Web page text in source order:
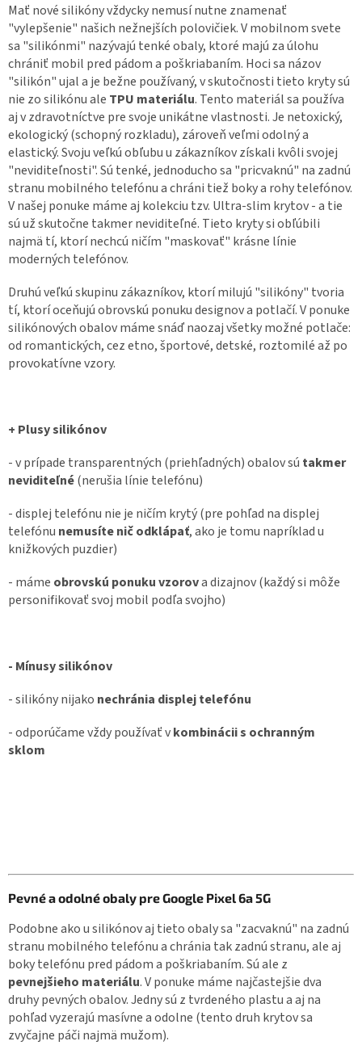
Mať nové silikóny vždycky nemusí nutne znamenať
"vylepšenie" našich nežnejších polovičiek. V mobilnom svete
sa "silikónmi" nazývajú tenké obaly, ktoré majú za úlohu
chrániť mobil pred pádom a poškriabaním. Hoci sa názov
"silikón" ujal a je bežne používaný, v skutočnosti tieto kryty sú
nie zo silikónu ale TPU materiálu. Tento materiál sa používa
aj v zdravotníctve pre svoje unikátne vlastnosti. Je netoxický,
ekologický (schopný rozkladu), zároveň veľmi odolný a
elastický. Svoju veľkú obľubu u zákazníkov získali kvôli svojej
"neviditeľnosti". Sú tenké, jednoducho sa "pricvaknú" na zadnú
stranu mobilného telefónu a chráni tiež boky a rohy telefónov.
V našej ponuke máme aj kolekciu tzv. Ultra-slim krytov - a tie
sú už skutočne takmer neviditeľné. Tieto kryty si obľúbili
najmä tí, ktorí nechcú ničím "maskovať" krásne línie
moderných telefónov.
Druhú veľkú skupinu zákazníkov, ktorí milujú "silikóny" tvoria
tí, ktorí oceňujú obrovskú ponuku designov a potlačí. V ponuke
silikónových obalov máme snáď naozaj všetky možné potlače:
od romantických, cez etno, športové, detské, roztomilé až po
provokatívne vzory.
+ Plusy silikónov
- v prípade transparentných (priehľadných) obalov sú takmer
neviditeľné(nerušia línie telefónu)
- displej telefónu nie je ničím krytý (pre pohľad na displej
telefónu nemusíte nič odklápať, ako je tomu napríklad u
knižkových puzdier)
- máme obrovskú ponuku vzorova dizajnov (každý si môže
personifikovať svoj mobil podľa svojho)
- Mínusy silikónov
- silikóny nijako nechránia displej telefónu
- odporúčame vždy používať vkombinácii s ochranným
sklom
Pevné a odolné obaly pre Google Pixel 6a 5G
Podobne ako u silikónov aj tieto obaly sa "zacvaknú" na zadnú
stranu mobilného telefónu a chránia tak zadnú stranu, ale aj
boky telefónu pred pádom a poškriabaním. Sú ale z
pevnejšieho materiálu. V ponuke máme najčastejšie dva
druhy pevných obalov. Jedny sú z tvrdeného plastu a aj na
pohľad vyzerajú masívne a odolne (tento druh krytov sa
zvyčajne páči najmä mužom).